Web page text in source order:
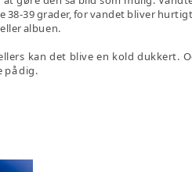
39 grader, for vandet bliver
albuen.
kan det blive en kold dukkert.
på dig.